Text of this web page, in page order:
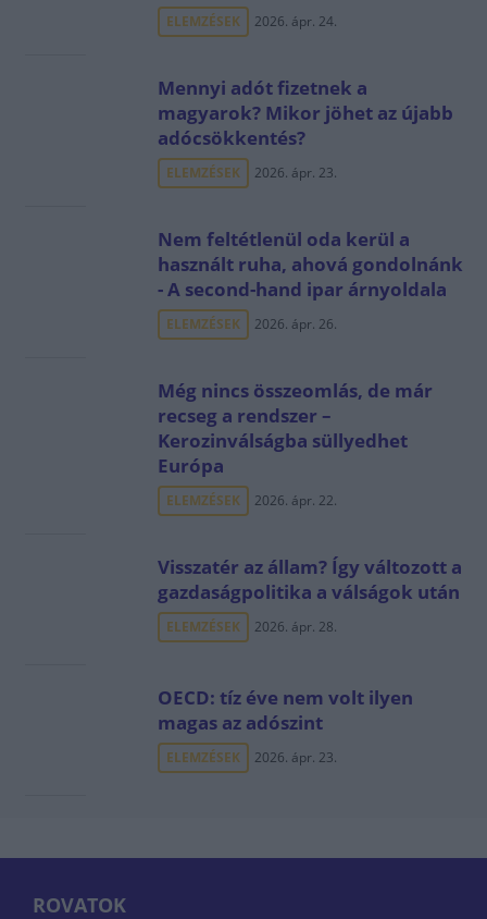
ELEMZÉSEK 2026. ápr. 24.
Mennyi adót fizetnek a
magyarok? Mikor jöhet az újabb
adócsökkentés?
ELEMZÉSEK 2026. ápr. 23.
Nem feltétlenül oda kerül a
használt ruha, ahová gondolnánk
- A second-hand ipar árnyoldala
ELEMZÉSEK 2026. ápr. 26.
Még nincs összeomlás, de már
recseg a rendszer –
Kerozinválságba süllyedhet
Európa
ELEMZÉSEK 2026. ápr. 22.
Visszatér az állam? Így változott a
gazdaságpolitika a válságok után
ELEMZÉSEK 2026. ápr. 28.
OECD: tíz éve nem volt ilyen
magas az adószint
ELEMZÉSEK 2026. ápr. 23.
ROVATOK